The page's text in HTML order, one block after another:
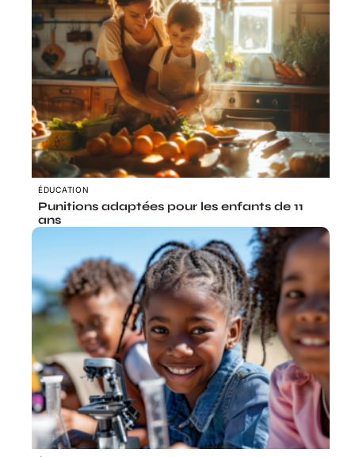
ÉDUCATION
Punitions adaptées pour les enfants de 11
ans